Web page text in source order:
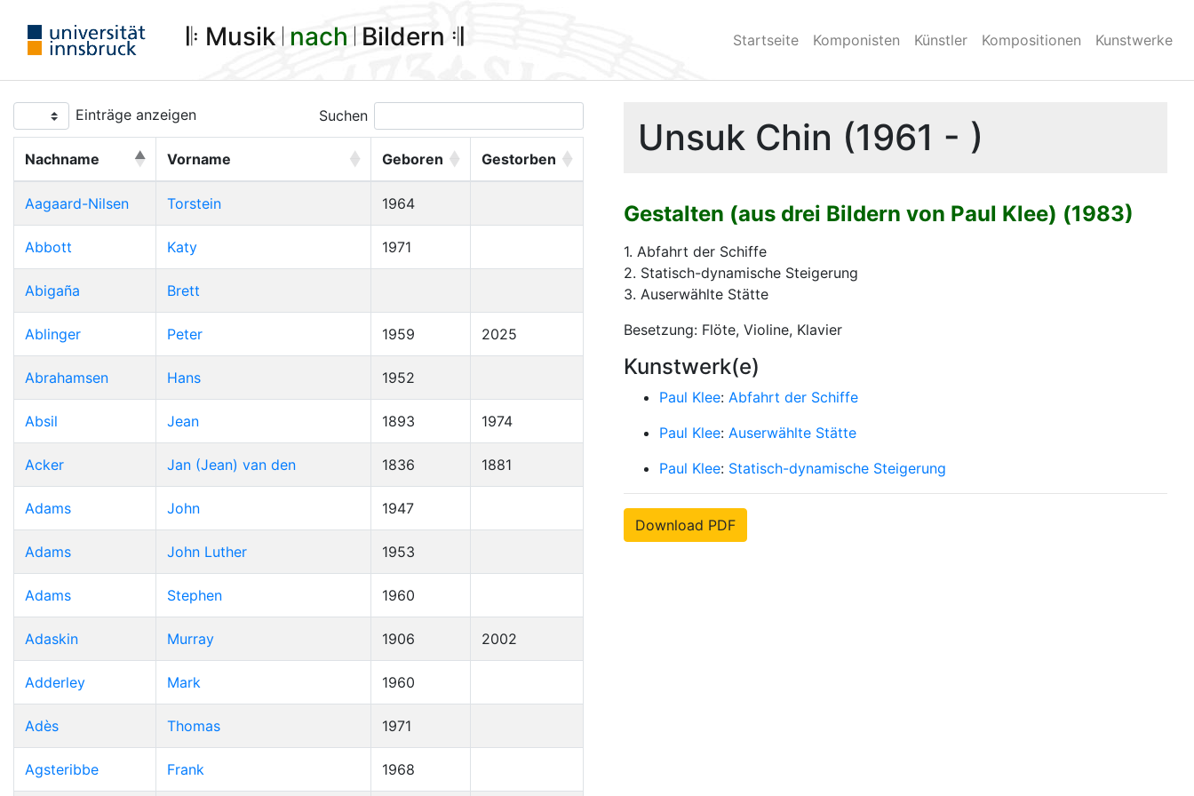
𝄆 Musik 𝄀 nach 𝄀 Bildern 𝄇 Startseite Komponisten Künstler Kompositionen Kunstwerke
Einträge anzeigen Suchen
Nachname Vorname Geboren Gestorben
Aagaard-Nilsen Torstein 1964
Abbott Katy 1971
Abigaña Brett
Ablinger Peter 1959 2025
Abrahamsen Hans 1952
Absil Jean 1893 1974
Acker Jan (Jean) van den 1836 1881
Adams John 1947
Adams John Luther 1953
Adams Stephen 1960
Adaskin Murray 1906 2002
Adderley Mark 1960
Adès Thomas 1971
Agsteribbe Frank 1968
Unsuk Chin (1961 - )
Gestalten (aus drei Bildern von Paul Klee) (1983)
1. Abfahrt der Schiffe
2. Statisch-dynamische Steigerung
3. Auserwählte Stätte
Besetzung: Flöte, Violine, Klavier
Kunstwerk(e)
Paul Klee: Abfahrt der Schiffe
Paul Klee: Auserwählte Stätte
Paul Klee: Statisch-dynamische Steigerung
Download PDF